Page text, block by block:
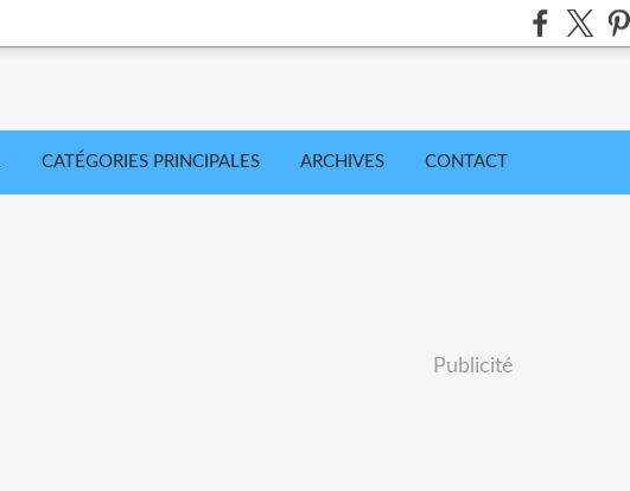
CATÉGORIES PRINCIPALES ARCHIVES CONTACT
Publicité